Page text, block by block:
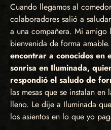
Cuando llegamos al
colaboradores salió a
a una compañera. Mi
bienvenida de forma amable.
encontrar a conocidos en
sonrisa en Iluminada,
respondió el saludo de
las mesas que se instalan
lleno. Le dije a Iluminada
los asientos en lo que yo